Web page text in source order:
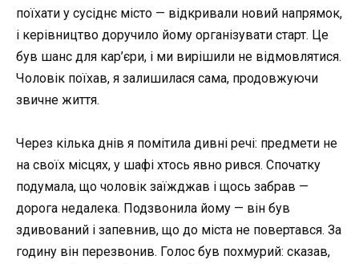
поїхати у сусіднє місто — відкривали новий напрямок,
і керівництво доручило йому організувати старт. Це
був шанс для кар’єри, і ми вирішили не відмовлятися.
Чоловік поїхав, я залишилася сама, продовжуючи
звичне життя.
Через кілька днів я помітила дивні речі: предмети не
на своїх місцях, у шафі хтось явно рився. Спочатку
подумала, що чоловік заїжджав і щось забрав —
дорога недалека. Подзвонила йому — він був
здивований і запевнив, що до міста не повертався. За
годину він перезвонив. Голос був похмурий: сказав,